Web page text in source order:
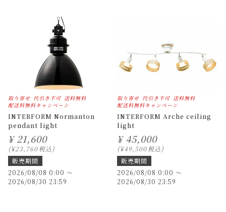
取り寄せ 代引き不可 送料無料
配送料無料キャンペーン
INTERFORM Normanton
pendant light
¥ 21,600
¥23,760税込
販売期間
2026/08/08 0:00 〜
2026/08/30 23:59
取り寄せ 代引き不可 送料無料
配送料無料キャンペーン
INTERFORM Arche ceiling
light
¥ 45,000
¥49,500税込
販売期間
2026/08/08 0:00 〜
2026/08/30 23:59